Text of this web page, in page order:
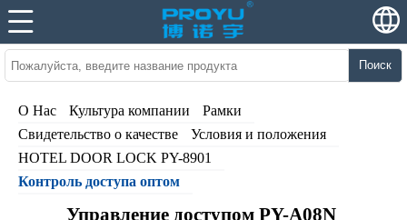
Поиск
О Нас Культура компании
Рамки
Свидетельство о качестве
Условия и положения
HOTEL DOOR LOCK PY-8901
Контроль доступа оптом
Управление доступом PY-A08N